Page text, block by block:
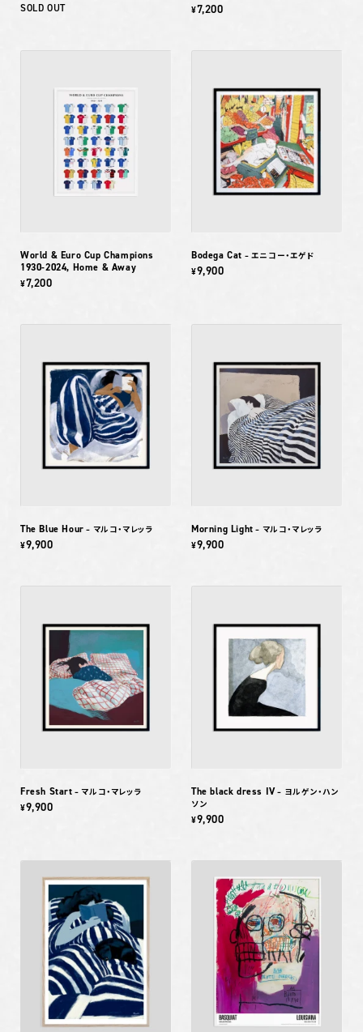
SOLD OUT ¥7,200
World & Euro Cup Champions
1930-2024, Home & Away
¥7,200
Bodega Cat – エニコー・エゲド
¥9,900
The Blue Hour – マルコ・マレッラ
¥9,900
Morning Light – マルコ・マレッラ
¥9,900
Fresh Start – マルコ・マレッラ
¥9,900
The black dress IV– ヨルゲン・ハン
ソン
¥9,900